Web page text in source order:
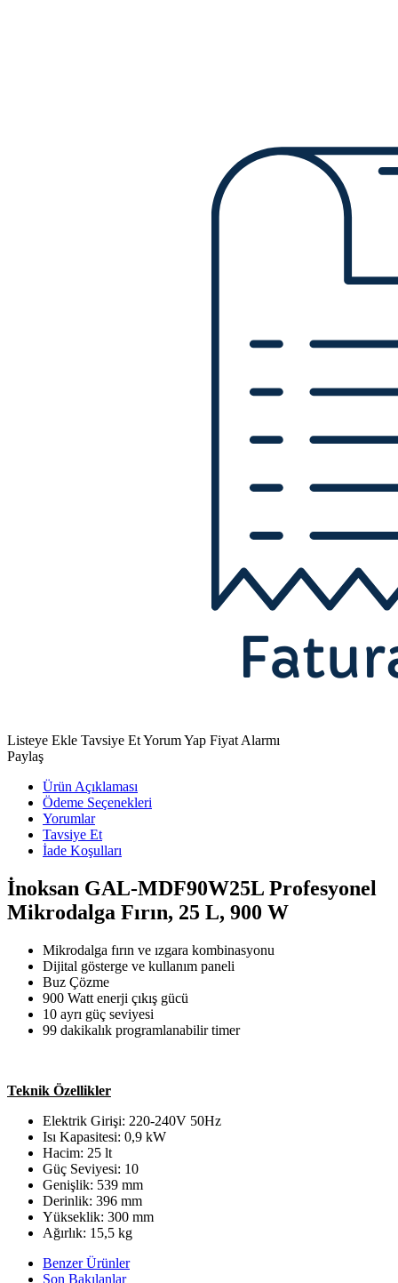
Listeye Ekle Tavsiye EtYorum Yap Fiyat Alarmı
Paylaş
Ürün Açıklaması
Ödeme Seçenekleri
Yorumlar
Tavsiye Et
İade Koşulları
İnoksan GAL-MDF90W25L Profesyonel
Mikrodalga Fırın, 25 L, 900 W
Mikrodalga fırın ve ızgara kombinasyonu
Dijital gösterge ve kullanım paneli
Buz Çözme
900 Watt enerji çıkış gücü
10 ayrı güç seviyesi
99 dakikalık programlanabilir timer
Teknik Özellikler
Elektrik Girişi: 220-240V 50Hz
Isı Kapasitesi: 0,9 kW
Hacim: 25 lt
Güç Seviyesi: 10
Genişlik: 539 mm
Derinlik: 396 mm
Yükseklik: 300 mm
Ağırlık: 15,5 kg
Benzer Ürünler
Son Bakılanlar